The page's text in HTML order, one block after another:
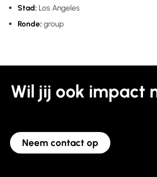
Stad: Los Angeles
Ronde: group
Wil jij ook impact
Neem contact op